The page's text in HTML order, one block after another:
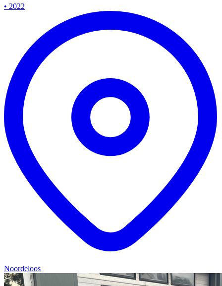
• 2022
Noordeloos